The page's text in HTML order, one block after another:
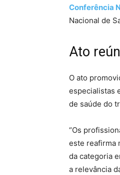
Conferência
Nacional de
Ato
O ato
especialistas
de saúde do
“Os
este reafirma
da categoria
a relevância